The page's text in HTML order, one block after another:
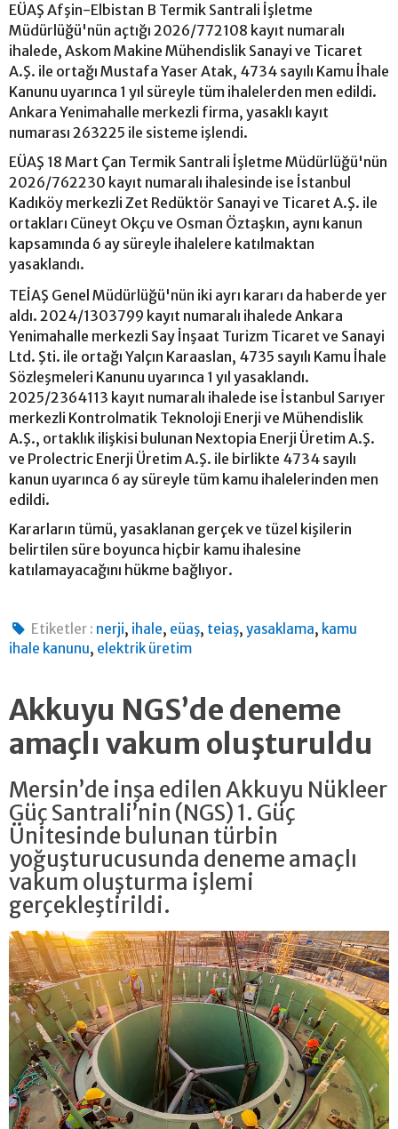
EÜAŞ Afşin-Elbistan B Termik Santrali İşletme
Müdürlüğü'nün açtığı 2026/772108 kayıt numaralı
ihalede, Askom Makine Mühendislik Sanayi ve Ticaret
A.Ş. ile ortağı Mustafa Yaser Atak, 4734 sayılı Kamu İhale
Kanunu uyarınca 1 yıl süreyle tüm ihalelerden men edildi.
Ankara Yenimahalle merkezli firma, yasaklı kayıt
numarası 263225 ile sisteme işlendi.
EÜAŞ 18 Mart Çan Termik Santrali İşletme Müdürlüğü'nün
2026/762230 kayıt numaralı ihalesinde ise İstanbul
Kadıköy merkezli Zet Redüktör Sanayi ve Ticaret A.Ş. ile
ortakları Cüneyt Okçu ve Osman Öztaşkın, aynı kanun
kapsamında 6 ay süreyle ihalelere katılmaktan
yasaklandı.
TEİAŞ Genel Müdürlüğü'nün iki ayrı kararı da haberde yer
aldı. 2024/1303799 kayıt numaralı ihalede Ankara
Yenimahalle merkezli Say İnşaat Turizm Ticaret ve Sanayi
Ltd. Şti. ile ortağı Yalçın Karaaslan, 4735 sayılı Kamu İhale
Sözleşmeleri Kanunu uyarınca 1 yıl yasaklandı.
2025/2364113 kayıt numaralı ihalede ise İstanbul Sarıyer
merkezli Kontrolmatik Teknoloji Enerji ve Mühendislik
A.Ş., ortaklık ilişkisi bulunan Nextopia Enerji Üretim A.Ş.
ve Prolectric Enerji Üretim A.Ş. ile birlikte 4734 sayılı
kanun uyarınca 6 ay süreyle tüm kamu ihalelerinden men
edildi.
Kararların tümü, yasaklanan gerçek ve tüzel kişilerin
belirtilen süre boyunca hiçbir kamu ihalesine
katılamayacağını hükme bağlıyor.
Etiketler : nerji, ihale, eüaş, teiaş,yasaklama, kamu
ihale kanunu, elektrik üretim
Akkuyu NGS’de deneme
amaçlı vakum oluşturuldu
Mersin’de inşa edilen Akkuyu Nükleer
Güç Santrali’nin (NGS) 1. Güç
Ünitesinde bulunan türbin
yoğuşturucusunda deneme amaçlı
vakum oluşturma işlemi
gerçekleştirildi.